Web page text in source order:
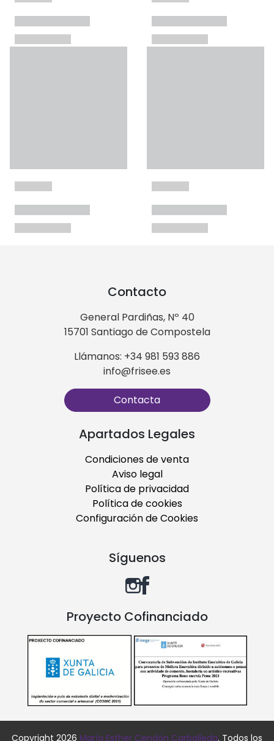
Contacto
General Pardiñas, Nº 40
15701 Santiago de Compostela
Llámanos: +34 981 593 886
info@frisee.es
Contacta
Apartados Legales
Condiciones de venta
Aviso legal
Política de privacidad
Política de cookies
Configuración de Cookies
Síguenos
Proyecto Cofinanciado
Copyright 2026 María Esther Cendón Carballeda. Todos los